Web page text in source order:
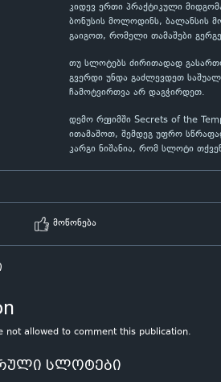
კიდევ ერთი პრაქტიკული
ბონუსის მოლოდინს, ბალანსის
გაიგოთ, რომელი თამაშები
თუ სლოტებს ძირითადად
გვერდი უნდა გაძლევდეთ
ჩამოტვირთვა არ დაგჭირდეთ.
დემო რეჟიმში Secrets of the
ითამაშოთ, შემდეგ უფრო
კარგი ნიშანია, რომ სლოტი
მოწონება
not allowed to comment this publication.
სლოტები